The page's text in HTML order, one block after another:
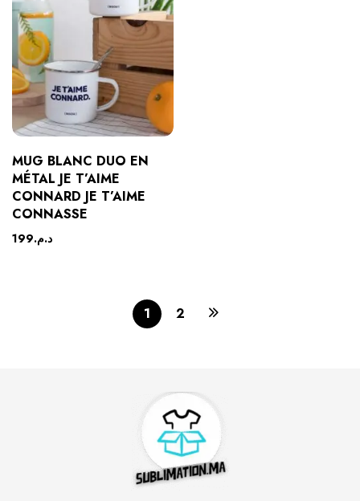
MUG BLANC DUO EN
MÉTAL JE T’AIME
CONNARD JE T’AIME
CONNASSE
د.م.199
1 2